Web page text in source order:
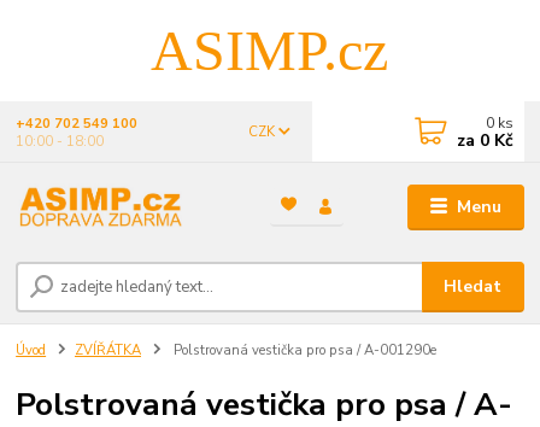
ASIMP.cz
Menu
CZK
Hledat
+420 702 549 100
10:00 - 18:00
0 ks
za 0 Kč
Úvod ZVÍŘÁTKA Polstrovaná vestička pro psa / A-001290e
Polstrovaná vestička pro psa / A-